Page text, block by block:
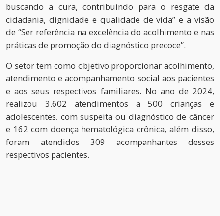
buscando a cura, contribuindo para o resgate da
cidadania, dignidade e qualidade de vida” e a visão
de “Ser referência na excelência do acolhimento e nas
práticas de promoção do diagnóstico precoce”.
O setor tem como objetivo proporcionar acolhimento,
atendimento e acompanhamento social aos pacientes
e aos seus respectivos familiares. No ano de 2024,
realizou 3.602 atendimentos a 500 crianças e
adolescentes, com suspeita ou diagnóstico de câncer
e 162 com doença hematológica crônica, além disso,
foram atendidos 309 acompanhantes desses
respectivos pacientes.